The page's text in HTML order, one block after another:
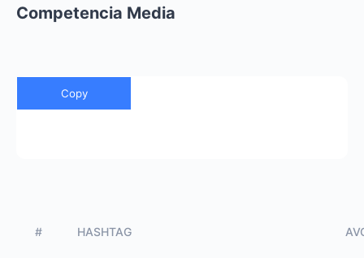
Competencia Media
Copy
# HASHTAG